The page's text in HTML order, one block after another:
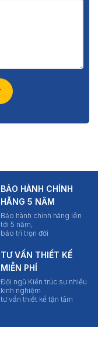
BẢO HÀNH CHÍNH
HÃNG 5 NĂM
Bảo hành chính hãng lên
tới 5 năm,
bảo trì trọn đời
TƯ VẤN THIẾT KẾ
MIỄN PHÍ
Đội ngũ Kiến trúc sư nhiều
kinh nghiệm
tư vấn thiết kế tận tâm